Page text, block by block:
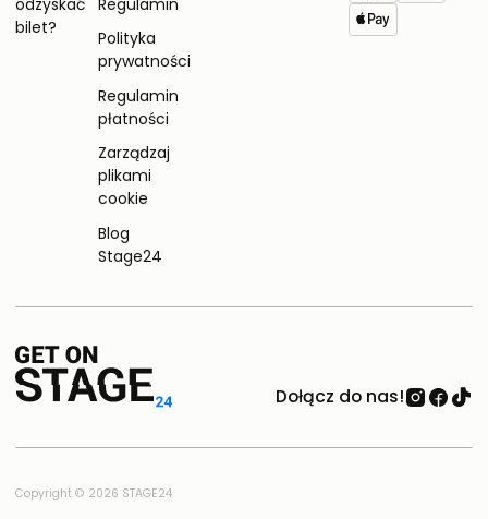
bilet?
Polityka
prywatności
Regulamin
płatności
Zarządzaj
plikami
cookie
Blog
Stage24
Dołącz do nas!
Copyright © 2026 STAGE24